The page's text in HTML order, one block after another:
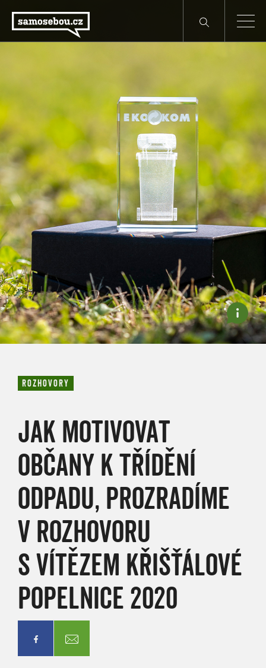
ROZHOVORY
JAK MOTIVOVAT
OBČANY K TŘÍDĚNÍ
ODPADU, PROZRADÍME
V ROZHOVORU
S VÍTĚZEM KŘIŠŤÁLOVÉ
POPELNICE 2020